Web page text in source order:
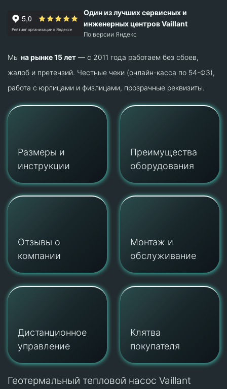
Один из лучших сервисных и
инженерных центров Vaillant
По версии Яндекс
Мы на рынке 15 лет — с 2011 года работаем без сбоев,
жалоб и претензий. Честные чеки (онлайн-касса по 54-ФЗ),
работа с юрлицами и физлицами, прозрачные реквизиты.
Размеры и
инструкции
Преимущества
оборудования
Отзывы о
компании
Монтаж и
обслуживание
Дистанционное
управление
Клятва
покупателя
Геотермальный тепловой насос Vaillant